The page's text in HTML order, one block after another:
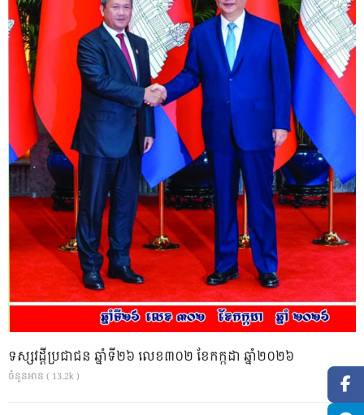
ទស្សវដ្តីប្រជាជន ឆ្នាំទី២៦ លេខ៣០២ ខែកក្កដា ឆ្នាំ២០២៦
ចំនួនអាន ( 13.2k )